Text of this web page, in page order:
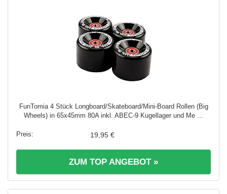
FunTomia 4 Stück Longboard/Skateboard/Mini-Board Rollen (Big
Wheels) in 65x45mm 80A inkl. ABEC-9 Kugellager und Me ...
19,95 €
ZUM TOP ANGEBOT »